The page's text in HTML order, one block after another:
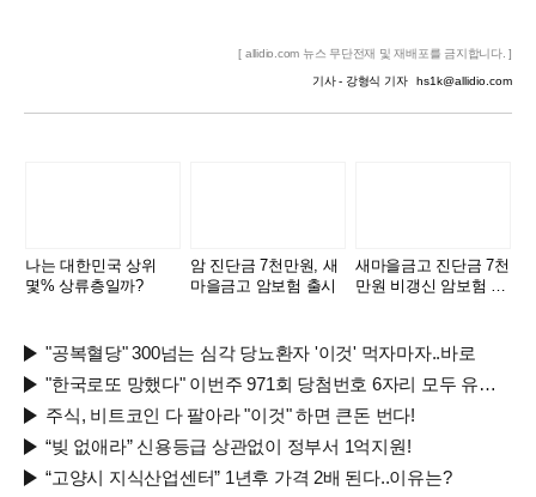
[ allidio.com 뉴스 무단전재 및 재배포를 금지합니다. ]
기사 - 강형식 기자 hs1k@allidio.com
나는 대한민국 상위
몇% 상류층일까?
암 진단금 7천만원, 새
마을금고 암보험 출시
새마을금고 진단금 7천
만원 비갱신 암보험 출
"공복혈당" 300넘는 심각 당뇨환자 '이것' 먹자마자..바로
"한국로또 망했다" 이번주 971회 당첨번호 6자리 모두 유출...관계자 실수로 "비상"!
주식, 비트코인 다 팔아라 "이것" 하면 큰돈 번다!
“빚 없애라” 신용등급 상관없이 정부서 1억지원!
“고양시 지식산업센터” 1년후 가격 2배 된다..이유는?